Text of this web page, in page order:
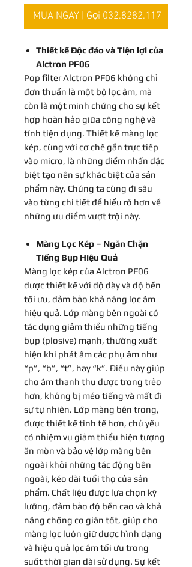
MUA NGAY | Gọi 032.8282.117
Thiết kế Độc đáo và Tiện lợi của
Alctron PF06
Pop filter Alctron PF06 không chỉ
đơn thuần là một bộ lọc âm, mà
còn là một minh chứng cho sự kết
hợp hoàn hảo giữa công nghệ và
tính tiện dụng. Thiết kế màng lọc
kép, cùng với cơ chế gắn trực tiếp
vào micro, là những điểm nhấn đặc
biệt tạo nên sự khác biệt của sản
phẩm này. Chúng ta cùng đi sâu
vào từng chi tiết để hiểu rõ hơn về
những ưu điểm vượt trội này.
Màng Lọc Kép – Ngăn Chặn
Tiếng Bụp Hiệu Quả
Màng lọc kép của Alctron PF06
được thiết kế với độ dày và độ bền
tối ưu, đảm bảo khả năng lọc âm
hiệu quả. Lớp màng bên ngoài có
tác dụng giảm thiểu những tiếng
bụp (plosive) mạnh, thường xuất
hiện khi phát âm các phụ âm như
“p”, “b”, “t”, hay “k”. Điều này giúp
cho âm thanh thu được trong trẻo
hơn, không bị méo tiếng và mất đi
sự tự nhiên. Lớp màng bên trong,
được thiết kế tinh tế hơn, chủ yếu
có nhiệm vụ giảm thiểu hiện tượng
ăn mòn và bảo vệ lớp màng bên
ngoài khỏi những tác động bên
ngoài, kéo dài tuổi thọ của sản
phẩm. Chất liệu được lựa chọn kỹ
lưỡng, đảm bảo độ bền cao và khả
năng chống co giãn tốt, giúp cho
màng lọc luôn giữ được hình dạng
và hiệu quả lọc âm tối ưu trong
suốt thời gian dài sử dụng. Sự kết